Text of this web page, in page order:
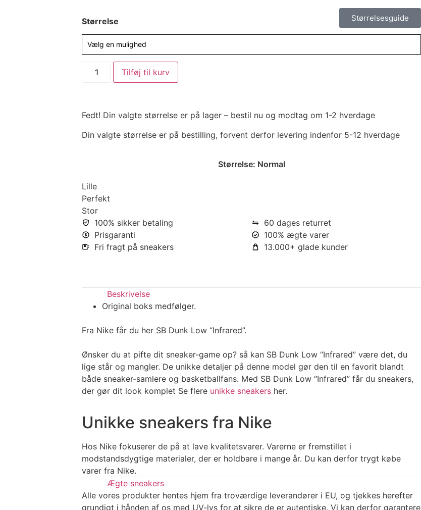
Størrelsesguide
Størrelse
Vælg en mulighed
Tilføj til kurv
Fedt! Din valgte størrelse er på lager – bestil nu og modtag om 1-2 hverdage
Din valgte størrelse er på bestilling, forvent derfor levering indenfor 5-12 hverdage
Størrelse: Normal
Lille
Perfekt
Stor
100% sikker betaling
Prisgaranti
Fri fragt på sneakers
60 dages returret
100% ægte varer
13.000+ glade kunder
Beskrivelse
Original boks medfølger.
Fra Nike får du her SB Dunk Low “Infrared”.
Ønsker du at pifte dit sneaker-game op? så kan SB Dunk Low “Infrared” være det, du
lige står og mangler. De unikke detaljer på denne model gør den til en favorit blandt
både sneaker-samlere og basketballfans. Med SB Dunk Low “Infrared” får du sneakers,
der gør dit look komplet Se flere unikke sneakers her.
Unikke sneakers fra Nike
Hos Nike fokuserer de på at lave kvalitetsvarer. Varerne er fremstillet i
modstandsdygtige materialer, der er holdbare i mange år. Du kan derfor trygt købe
varer fra Nike.
Ægte sneakers
Alle vores produkter hentes hjem fra troværdige leverandører i EU, og tjekkes herefter
grundigt i hånden af os med UV-lys for at sikre de er autentiske. Vi kan derfor garantere